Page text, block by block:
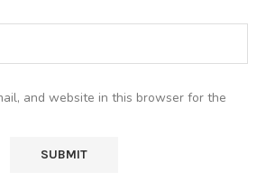
and website in this browser for the